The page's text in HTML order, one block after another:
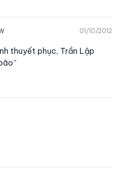
01/10/2012
thuyết phục, Trần Lập